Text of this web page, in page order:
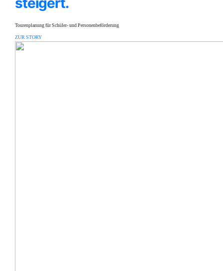
Tourenplanung für Schüler- und Personenbeförderung
ZUR STORY